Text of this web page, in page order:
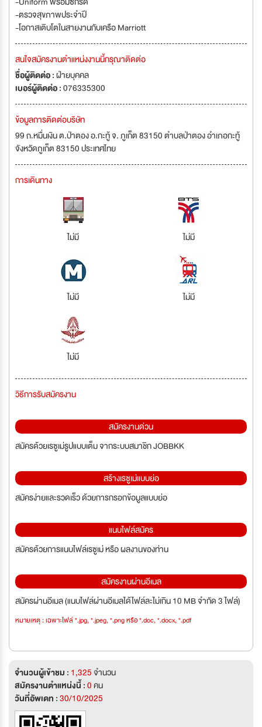
-ตรวจสุขภาพประจำปี
-โอกาสเติบโตในสายงานกับเครือ Marriott
สนใจสมัครงานตำแหน่งงานนี้กรุณาติดต่อ
ชื่อผู้ติดต่อ :ฝ่ายบุคคล
เบอร์ผู้ติดต่อ :076335300
ข้อมูลการติดต่อบริษัท
99 ถ.หมื่นเงิน ต.ป่าตอง อ.กะทู้ จ. ภูเก็ต 83150 ตำบลป่าตอง อำเภอกะทู้
จังหวัดภูเก็ต 83150 ประเทศไทย
การเดินทาง
ไม่มี ไม่มี
ไม่มี ไม่มี
ไม่มี
วิธีการรับสมัครงาน
สมัครงานด่วน
สมัครด้วยเรซูเม่รูปแบบเต็ม จากระบบสมาชิก JOBBKK
สร้างเรซูเม่แบบย่อ
สมัครง่ายและรวดเร็ว ด้วยการกรอกข้อมูลแบบย่อ
แนบไฟล์สมัคร
สมัครด้วยการแนบไฟล์เรซูเม่ หรือ ผลงานของท่าน
สมัครงานผ่านอีเมล
สมัครผ่านอีเมล (แนบไฟล์ผ่านอีเมลได้ไฟล์ละไม่เกิน 10 MB จำกัด 3 ไฟล์)
หมายเหตุ : เฉพาะไฟล์ *.jpg, *.jpeg, *.png หรือ *.doc, *.docx, *.pdf
จำนวนผู้เข้าชม : 1,325จำนวน
สมัครงานตำแหน่งนี้ :0คน
วันที่อัพเดท :30/10/2025